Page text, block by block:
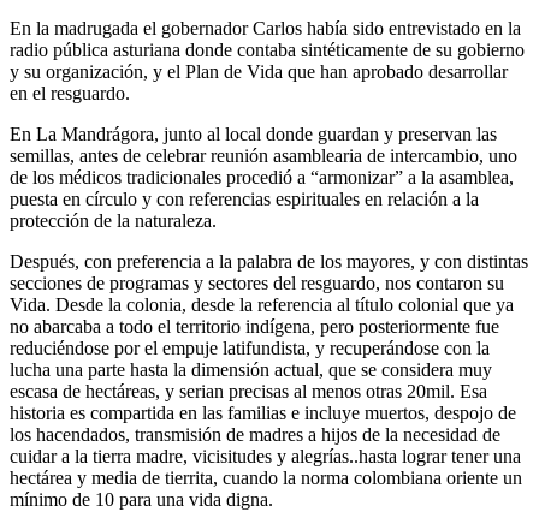
En la madrugada el gobernador Carlos había sido entrevistado en la
radio pública asturiana donde contaba sintéticamente de su gobierno
y su organización, y el Plan de Vida que han aprobado desarrollar
en el resguardo.
En La Mandrágora, junto al local donde guardan y preservan las
semillas, antes de celebrar reunión asamblearia de intercambio, uno
de los médicos tradicionales procedió a “armonizar” a la asamblea,
puesta en círculo y con referencias espirituales en relación a la
protección de la naturaleza.
Después, con preferencia a la palabra de los mayores, y con distintas
secciones de programas y sectores del resguardo, nos contaron su
Vida. Desde la colonia, desde la referencia al título colonial que ya
no abarcaba a todo el territorio indígena, pero posteriormente fue
reduciéndose por el empuje latifundista, y recuperándose con la
lucha una parte hasta la dimensión actual, que se considera muy
escasa de hectáreas, y serian precisas al menos otras 20mil. Esa
historia es compartida en las familias e incluye muertos, despojo de
los hacendados, transmisión de madres a hijos de la necesidad de
cuidar a la tierra madre, vicisitudes y alegrías..hasta lograr tener una
hectárea y media de tierrita, cuando la norma colombiana oriente un
mínimo de 10 para una vida digna.